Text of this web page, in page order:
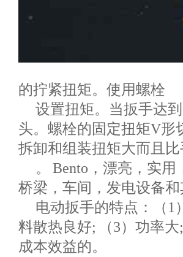
的拧紧扭矩。使用螺栓
设置扭矩。当扳手达
头。螺栓的固定扭矩V形
拆卸和组装扭矩大而且
。 Bento，漂亮，实
桥梁，车间，发电设备
电动扳手的特点：（1
料散热良好; （3）功率
成本效益的。